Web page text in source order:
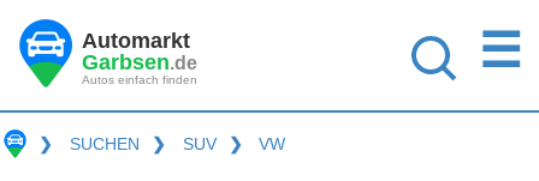
Automarkt
Garbsen.de
Autos einfach finden
☰
❯ SUCHEN ❯ SUV ❯ VW